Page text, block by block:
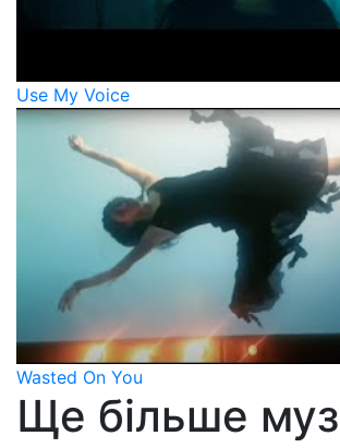
Use My Voice
Wasted On You
Ще більше